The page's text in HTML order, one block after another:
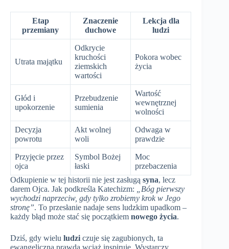
Etap
przemiany
Znaczenie
duchowe
Lekcja dla
ludzi
Utrata majątku
Odkrycie
kruchości
ziemskich
wartości
Pokora wobec
życia
Głód i
upokorzenie
Przebudzenie
sumienia
Wartość
wewnętrznej
wolności
Decyzja
powrotu
Akt wolnej
woli
Odwaga w
prawdzie
Przyjęcie przez
ojca
Symbol Bożej
łaski
Moc
przebaczenia
Odkupienie w tej historii nie jest zasługą syna, lecz
darem Ojca. Jak podkreśla Katechizm:
„Bóg pierwszy
wychodzi naprzeciw, gdy tylko zrobiemy krok w Jego
stronę”. To przesłanie nadaje sens ludzkim upadkom –
każdy błąd może stać się początkiem nowego życia.
Dziś, gdy wielu ludzi czuje się zagubionych, ta